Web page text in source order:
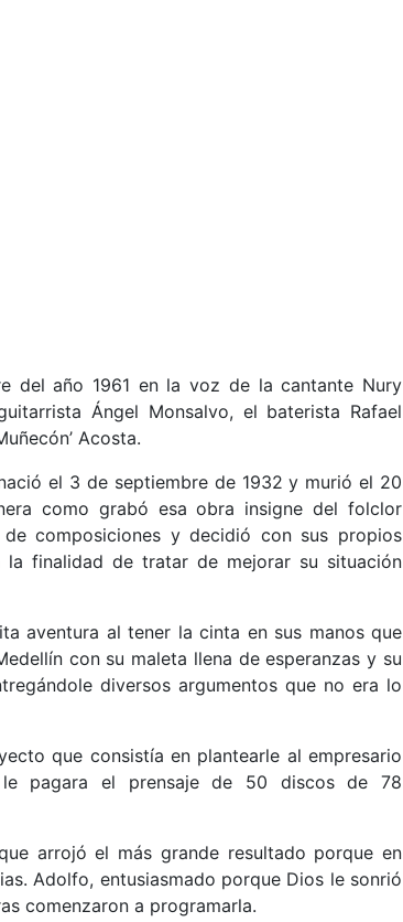
del año 1961 en la voz de la cantante Nury
Ángel Monsalvo, el baterista Rafael
Acosta.
el 3 de septiembre de 1932 y murió el 20
como grabó esa obra insigne del folclor
composiciones y decidió con sus propios
la finalidad de tratar de mejorar su situación
aventura al tener la cinta en sus manos que
con su maleta llena de esperanzas y su
diversos argumentos que no era lo
que consistía en plantearle al empresario
pagara el prensaje de 50 discos de 78
arrojó el más grande resultado porque en
Adolfo, entusiasmado porque Dios le sonrió
comenzaron a programarla.